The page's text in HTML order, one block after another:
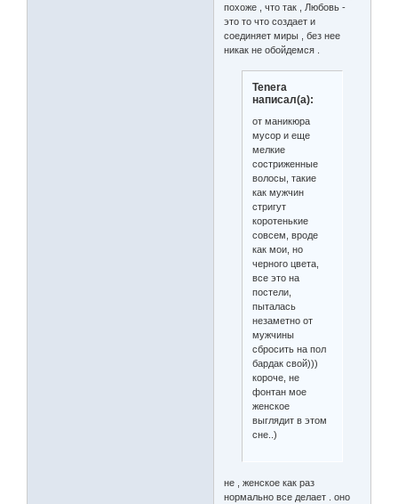
похоже , что так , Любовь -
это то что создает и
соединяет миры , без нее
никак не обойдемся .
Tenera
написал(а):
от маникюра
мусор и еще
мелкие
состриженные
волосы, такие
как мужчин
стригут
коротенькие
совсем, вроде
как мои, но
черного цвета,
все это на
постели,
пыталась
незаметно от
мужчины
сбросить на пол
бардак свой)))
короче, не
фонтан мое
женское
выглядит в этом
сне..)
не , женское как раз
нормально все делает . оно